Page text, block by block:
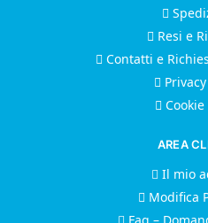
Resi e
Contatti e
AREA
Il mio
Modifica